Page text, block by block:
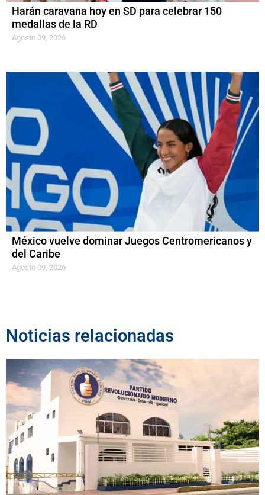
Harán caravana hoy en SD para celebrar 150
medallas de la RD
Agosto 09, 2026
México vuelve dominar Juegos Centromericanos y
del Caribe
Agosto 09, 2026
Noticias relacionadas